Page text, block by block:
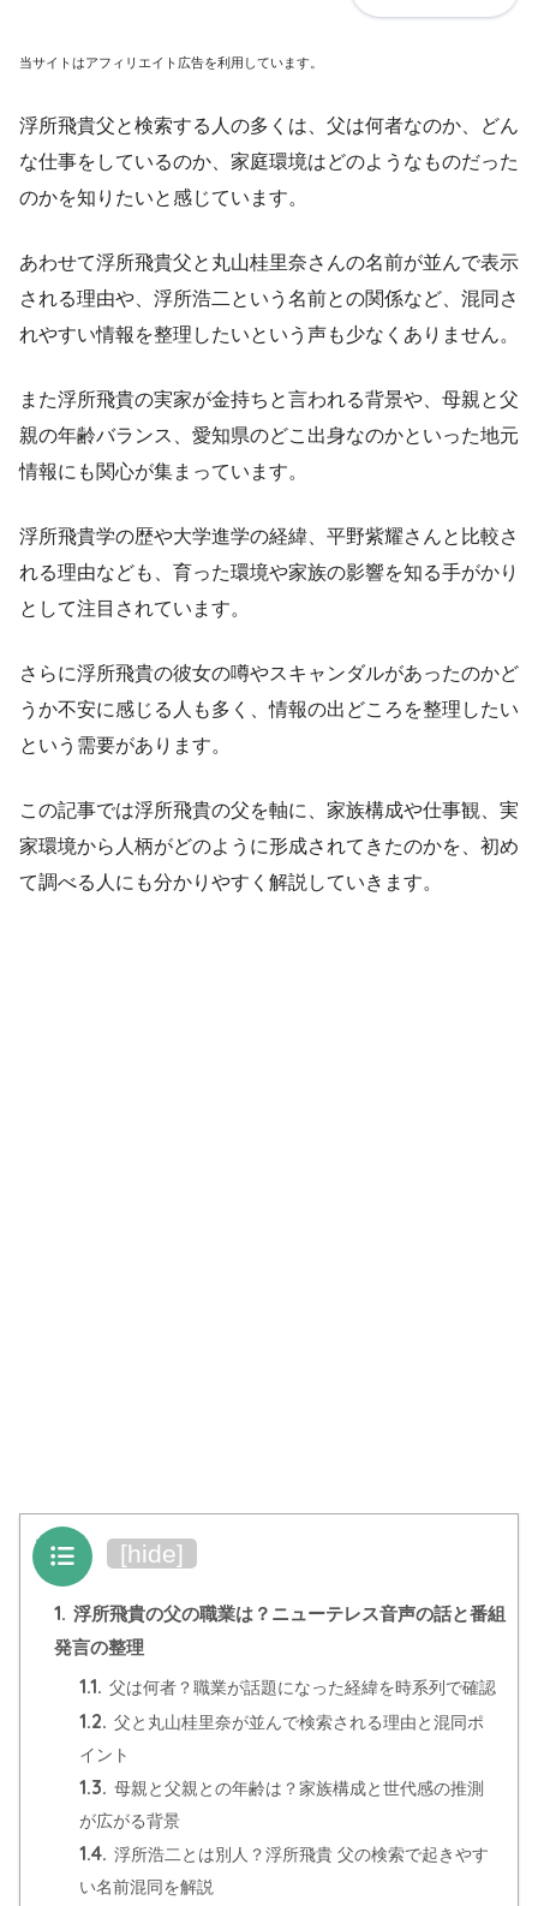
当サイトはアフィリエイト広告を利用しています。
浮所飛貴父と検索する人の多くは、父は何者なのか、どん
な仕事をしているのか、家庭環境はどのようなものだった
のかを知りたいと感じています。
あわせて浮所飛貴父と丸山桂里奈さんの名前が並んで表示
される理由や、浮所浩二という名前との関係など、混同さ
れやすい情報を整理したいという声も少なくありません。
また浮所飛貴の実家が金持ちと言われる背景や、母親と父
親の年齢バランス、愛知県のどこ出身なのかといった地元
情報にも関心が集まっています。
浮所飛貴学の歴や大学進学の経緯、平野紫耀さんと比較さ
れる理由なども、育った環境や家族の影響を知る手がかり
として注目されています。
さらに浮所飛貴の彼女の噂やスキャンダルがあったのかど
うか不安に感じる人も多く、情報の出どころを整理したい
という需要があります。
この記事では浮所飛貴の父を軸に、家族構成や仕事観、実
家環境から人柄がどのように形成されてきたのかを、初め
て調べる人にも分かりやすく解説していきます。
目次 [hide]
1. 浮所飛貴の父の職業は？ニューテレス音声の話と番組
発言の整理
1.1. 父は何者？職業が話題になった経緯を時系列で確認
1.2. 父と丸山桂里奈が並んで検索される理由と混同ポ
イント
1.3. 母親と父親との年齢は？家族構成と世代感の推測
が広がる背景
1.4. 浮所浩二とは別人？浮所飛貴 父の検索で起きやす
い名前混同を解説